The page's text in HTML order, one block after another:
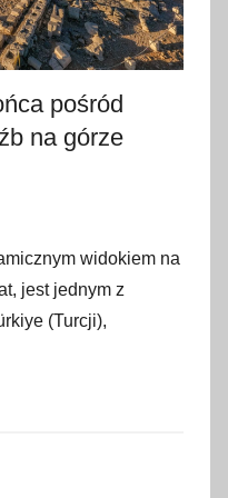
pośród
na górze
widokiem na
jest jednym z
(Turcji),